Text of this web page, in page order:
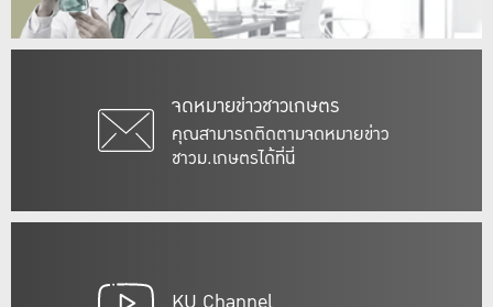
จดหมายข่าวชาวเกษตร
คุณสามารถติดตามจดหมายข่าว
ชาวม.เกษตรได้ที่นี่